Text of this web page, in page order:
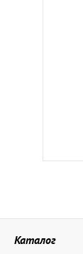
Каталог